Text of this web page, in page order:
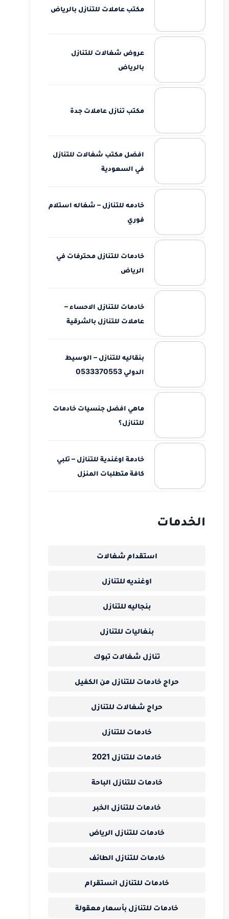
مكتب عاملات للتنازل بالرياض
عروض شغالات للتنازل
بالرياض
مكتب تنازل عاملات جدة
افضل مكتب شغالات للتنازل
في السعودية
خادمه للتنازل – شغاله استلام
فوري
خادمات للتنازل محترفات في
الرياض
خادمات للتنازل الاحساء –
عاملات للتنازل بالشرقية
بنقاليه للتنازل – الوسيط
الدولي 0533370553
ماهي افضل جنسيات خادمات
للتنازل؟
خادمة اوغندية للتنازل – تلبي
كافة متطلبات المنزل
الخدمات
استقدام شغالات
اوغنديه للتنازل
بنجاليه للتنازل
بنغاليات للتنازل
تنازل شغالات تبوك
حراج خادمات للتنازل من الكفيل
حراج شغالات للتنازل
خادمات للتنازل
خادمات للتنازل 2021
خادمات للتنازل الباحة
خادمات للتنازل الخبر
خادمات للتنازل الرياض
خادمات للتنازل الطائف
خادمات للتنازل انستقرام
خادمات للتنازل بأسعار معقولة